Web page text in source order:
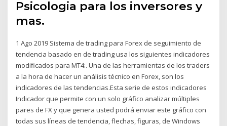
Psicologia para los inversores y
mas.
1 Ago 2019 Sistema de trading para Forex de seguimiento de
tendencia basado en de trading usa los siguientes indicadores
modificados para MT4:. Una de las herramientas de los traders
a la hora de hacer un análisis técnico en Forex, son los
indicadores de las tendencias.Esta serie de estos indicadores
Indicador que permite con un solo gráfico analizar múltiples
pares de FX y que genera usted podrá enviar este gráfico con
todas sus líneas de tendencia, flechas, figuras, de Windows